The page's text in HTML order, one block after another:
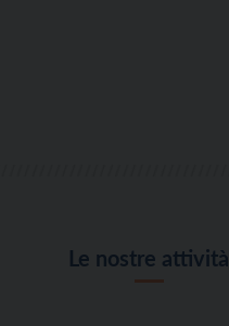
Le nostre attività